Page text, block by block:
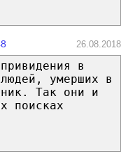
26.08.2018
в
умерших в
Так они и
поисках